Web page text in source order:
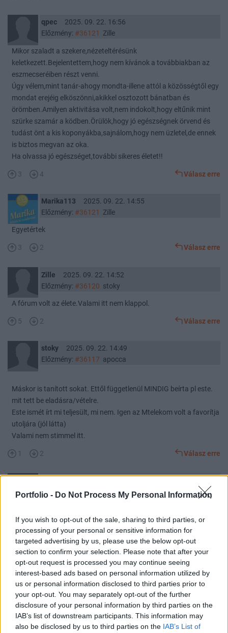
Portfolio - Do Not Process My Personal Information
If you wish to opt-out of the sale, sharing to third parties, or
processing of your personal or sensitive information for
targeted advertising by us, please use the below opt-out
section to confirm your selection. Please note that after your
opt-out request is processed you may continue seeing
interest-based ads based on personal information utilized by
us or personal information disclosed to third parties prior to
your opt-out. You may separately opt-out of the further
disclosure of your personal information by third parties on the
IAB’s list of downstream participants. This information may
also be disclosed by us to third parties on the IAB’s List of
qpec
2025. 09. 22. 16:56
Előzmény: #36121 Zille
Mikor szaladt a szekere,nézeteltérésünk
keletkezett.Bejelentettem,hogy nem kívánok a továbbiakban az
eszmecseréiben részt venni.
Úgy vélem,mint tanár-ahogy mondta-illene attól a közösségtől egy
mondat erejéig elköszönni,akikkel osztozott bánatban és
örömben.Amilyen aktivitása volt,nem indokolt,hogy eltűnik mint
szürke szamár a ködben.Örülök,hogy jó egészségnek örvend és
tudást önt a kis koponyákba,sajnálom,hogy nem üzletel,de ennek
is biztos megvan az oka.
Ha olvassa jó egészséget,további sikeres életet!!
3 4 Válasz erre
Marika113
2025. 09. 22. 14:55
Előzmény: #36121 Zille
Egyetértek
3 2 Válasz erre
Zille
2025. 09. 22. 14:52
Előzmény: #36120 stoky
A fórum volt az élete.Valami itt nem klappol.
5 2 Válasz erre
stoky
2025. 09. 22. 14:49
Előzmény: #36117 apocca
Máskor is tanított sokat. Ettől függetlenül MINDIG beírta pl este.
mit tett be eladásra/vételre.
Este ismét írt mi teljesült, mi nem. Igen az Mtelekom volt a favorítja
utoljára (jól látta)
Valami nem stimmel itt.
1 2 Válasz erre
Előzmény:#36117apocca
pozícióját lezárta.
0 0 Válasz erre
Zille
2025. 09. 22. 14:45
Előzmény:#36096Stiv
Azért beköszönhetne.
2 1